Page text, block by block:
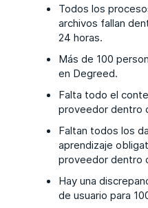
Todos los
archivos fallan
24 horas.
Más de 100
en Degreed.
Falta todo el
proveedor dentro
Faltan todos los
aprendizaje
proveedor dentro
Hay una
de usuario para